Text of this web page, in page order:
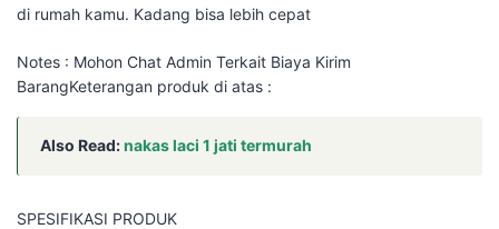
di rumah kamu. Kadang bisa lebih cepat
Notes : Mohon Chat Admin Terkait Biaya Kirim
BarangKeterangan produk di atas :
Also Read:nakas laci 1 jati termurah
SPESIFIKASI PRODUK